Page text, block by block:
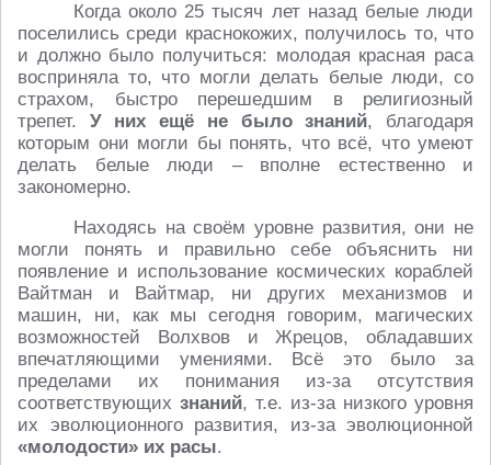
Когда около 25 тысяч лет назад белые люди
поселились среди краснокожих, получилось то, что
и должно было получиться: молодая красная раса
восприняла то, что могли делать белые люди, со
страхом, быстро перешедшим в религиозный
трепет. У них ещё не было знаний, благодаря
которым они могли бы понять, что всё, что умеют
делать белые люди – вполне естественно и
закономерно.
Находясь на своём уровне развития, они не
могли понять и правильно себе объяснить ни
появление и использование космических кораблей
Вайтман и Вайтмар, ни других механизмов и
машин, ни, как мы сегодня говорим, магических
возможностей Волхвов и Жрецов, обладавших
впечатляющими умениями. Всё это было за
пределами их понимания из-за отсутствия
соответствующих знаний, т.е. из-за низкого уровня
их эволюционного развития, из-за эволюционной
«молодости» их расы.